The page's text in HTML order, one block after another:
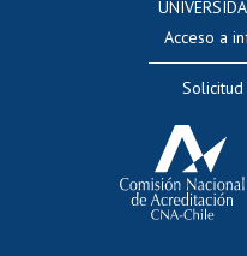
Cursos
Acceso a